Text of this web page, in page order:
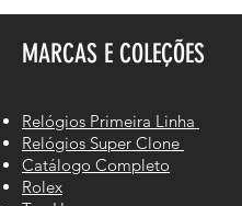
MARCAS E COLEÇÕES
Relógios Primeira Linha
Relógios Super Clone
Catálogo Completo
Rolex